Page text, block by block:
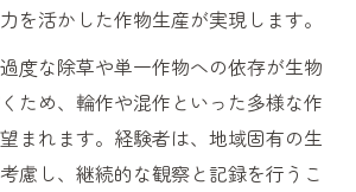
を活かした作物生産が実現します。
度な除草や単一作物への依存が生物
ため、輪作や混作といった多様な作
まれます。経験者は、地域固有の生
慮し、継続的な観察と記録を行うこ